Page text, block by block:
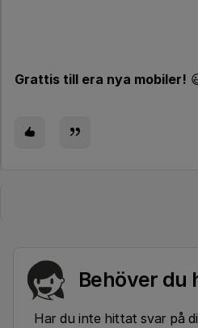
Grattis till era nya mobiler!
Behöver du
Har du inte hittat svar på